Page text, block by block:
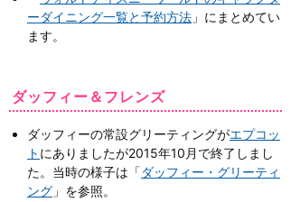
ーダイニング一覧と予約方法 」にまとめてい
ます。
ダッフィー＆フレンズ
ダッフィーの常設グリーティングがエプコッ
ト にありましたが2015年10月で終了しまし
た。当時の様子は「ダッフィー・グリーティ
ング 」を参照。